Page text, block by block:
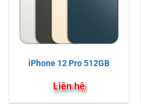
iPhone 12 Pro 512GB
Liên hệ